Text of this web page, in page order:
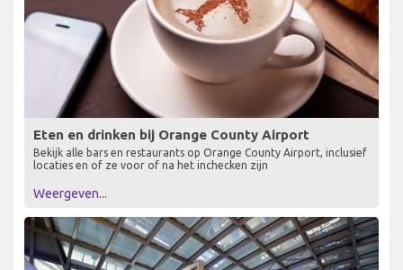
Eten en drinken bij Orange County Airport
Bekijk alle bars en restaurants op Orange County Airport, inclusief
locaties en of ze voor of na het inchecken zijn
Weergeven...